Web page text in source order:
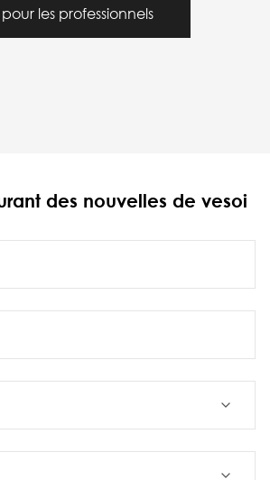
les professionnels
des nouvelles de vesoi